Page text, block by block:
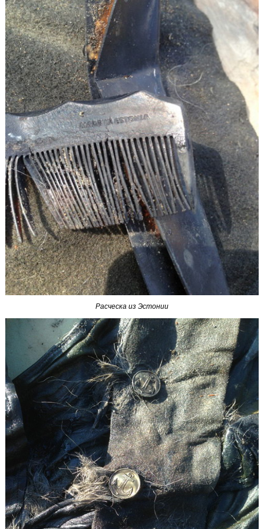
Расческа из Эстонии